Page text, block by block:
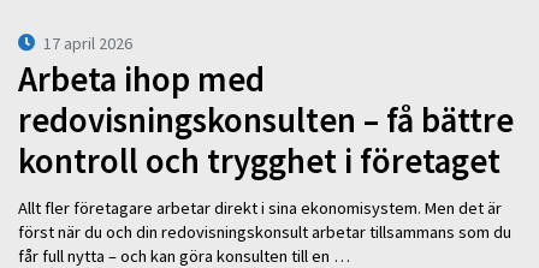
17 april 2026
Arbeta ihop med
redovisningskonsulten – få bättre
kontroll och trygghet i företaget
Allt fler företagare arbetar direkt i sina ekonomisystem. Men det är
först när du och din redovisningskonsult arbetar tillsammans som du
får full nytta – och kan göra konsulten till en …